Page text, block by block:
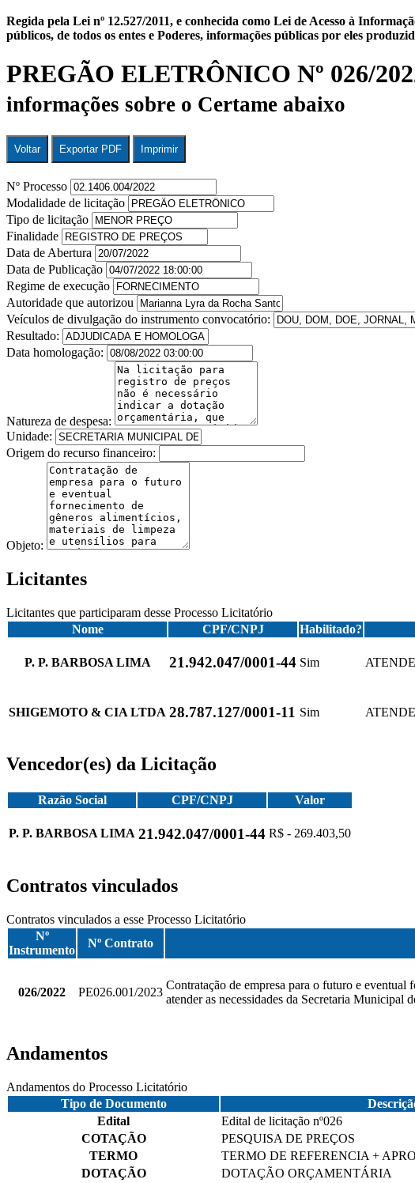
Regida pela Lei nº 12.527/2011, e conhecida como Lei de Acesso à
públicos, de todos os entes e Poderes, informações públicas por eles
PREGÃO ELETRÔNICO Nº 026/
informações sobre o Certame abaixo
Voltar Exportar PDF Imprimir
Nº Processo
Modalidade de licitação
Tipo de licitação
Finalidade
Data de Abertura
Data de Publicação
Regime de execução
Autoridade que autorizou
Veículos de divulgação do instrumento convocatório:
Resultado:
Data homologação:
Natureza de despesa:
Unidade:
Origem do recurso financeiro:
Objeto:
Licitantes
Licitantes que participaram desse Processo Licitatório
Nome
CPF/CNPJ Habilitado?
P. P. BARBOSA LIMA 21.942.047/0001-44 Sim
SHIGEMOTO & CIA LTDA 28.787.127/0001-11 Sim
Vencedor(es) da Licitação
Razão Social CPF/CNPJ Valor
P. P. BARBOSA LIMA 21.942.047/0001-44 R$ - 269.403,50
Contratos vinculados
Contratos vinculados a esse Processo Licitatório
Nº
Instrumento
Nº Contrato
026/2022 PE026.001/2023
Contratação de empresa para o futuro e
atender as necessidades da Secretaria Municipal
Andamentos
Andamentos do Processo Licitatório
Tipo de Documento
Edital
Edital de licitação nº026
COTAÇÃO
PESQUISA DE PREÇOS
TERMO
TERMO DE REFERENCIA +
DOTAÇÃO
DOTAÇÃO ORÇAMENTÁRIA